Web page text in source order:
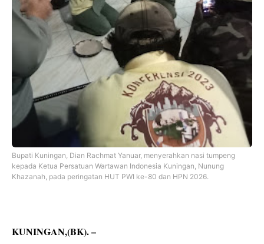
Bupati Kuningan, Dian Rachmat Yanuar, menyerahkan nasi tumpeng
kepada Ketua Persatuan Wartawan Indonesia Kuningan, Nunung
Khazanah, pada peringatan HUT PWI ke-80 dan HPN 2026.
KUNINGAN,(BK). –